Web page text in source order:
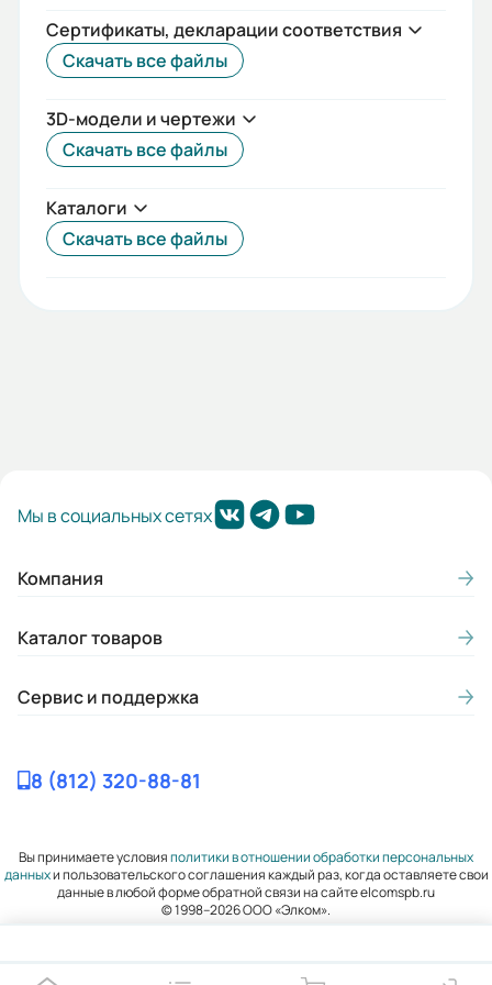
78
Потребляемая мощность насоса
11,2
электродвигателя, кВт:
15
насоса N, кВт (при р=1000 кг/м3):
Диаметр всасывающего патрубка
патрубка (мм):
Внутренний диаметр обсадной
трубы в дюймах:
Сертификаты, декларации соответствия
Скачать все файлы
3D-модели и чертежи
Скачать все файлы
Каталоги
Скачать все файлы
Мы в социальных сетях
Компания
Каталог товаров
Сервис и поддержка
8 (812) 320-88-81
Вы принимаете условияполитики в отношении обработки персональных
данныхи пользовательского соглашения каждый раз, когда оставляете свои
данные в любой форме обратной связи на сайте elcomspb.ru
© 1998–2026 ООО «Элком».